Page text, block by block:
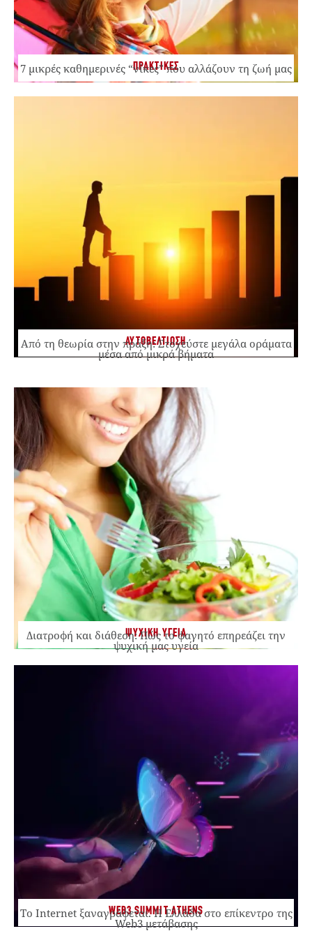
ΠΡΑΚΤΙΚΕΣ
7 μικρές καθημερινές “νίκες” που αλλάζουν τη ζωή μας
ΑΥΤΟΒΕΛΤΙΩΣΗ
Από τη θεωρία στην πράξη: Στοχεύστε μεγάλα οράματα
μέσα από μικρά βήματα
ΨΥΧΙΚΗ ΥΓΕΙΑ
Διατροφή και διάθεση: Πώς το φαγητό επηρεάζει την
ψυχική μας υγεία
WEB3 SUMMIT ATHENS
Το Internet ξαναγράφεται. Η Ελλάδα στο επίκεντρο της
Web3 μετάβασης